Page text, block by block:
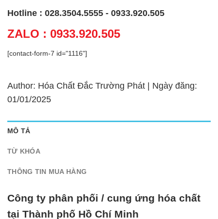
Hotline : 028.3504.5555 - 0933.920.505
ZALO : 0933.920.505
[contact-form-7 id="1116"]
Author: Hóa Chất Đắc Trường Phát | Ngày đăng:
01/01/2025
MÔ TẢ
TỪ KHÓA
THÔNG TIN MUA HÀNG
Công ty phân phối / cung ứng hóa chất
tại Thành phố Hồ Chí Minh